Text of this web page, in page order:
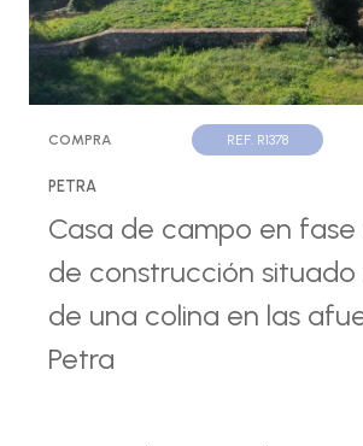
COMPRA REF. R1378
PETRA
Casa de campo en
de construcción
de una colina en las
Petra